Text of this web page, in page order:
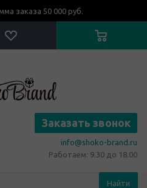
заказа 50 000 руб.
Заказать звонок
info@shoko-brand.ru
Работаем: 9.30 до 18.00
Найти